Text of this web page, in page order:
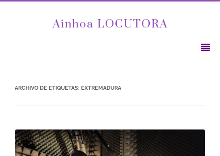
Ainhoa LOCUTORA
ARCHIVO DE ETIQUETAS: EXTREMADURA